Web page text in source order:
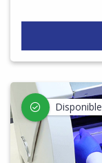
Disponible